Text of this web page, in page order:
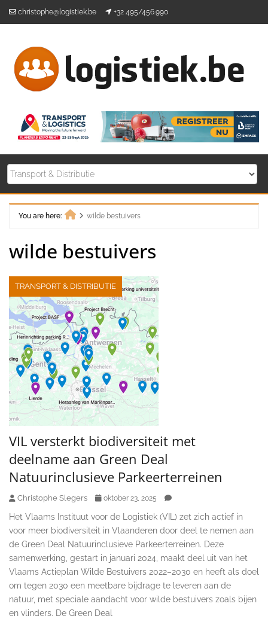
christophe@logistiek.be +32 495/456.990
You are here:
wilde bestuivers
wilde bestuivers
TRANSPORT & DISTRIBUTIE
VIL versterkt biodiversiteit met
deelname aan Green Deal
Natuurinclusieve Parkeerterreinen
Christophe Slegers oktober 23, 2025
Het Vlaams Instituut voor de Logistiek (VIL) zet zich actief in
voor meer biodiversiteit in Vlaanderen door deel te nemen aan
de Green Deal Natuurinclusieve Parkeerterreinen. Deze
samenwerking, gestart in januari 2024, maakt deel uit van het
Vlaams Actieplan Wilde Bestuivers 2022–2030 en heeft als doel
om tegen 2030 een meetbare bijdrage te leveren aan de
natuur, met speciale aandacht voor wilde bestuivers zoals bijen
en vlinders. De Green Deal